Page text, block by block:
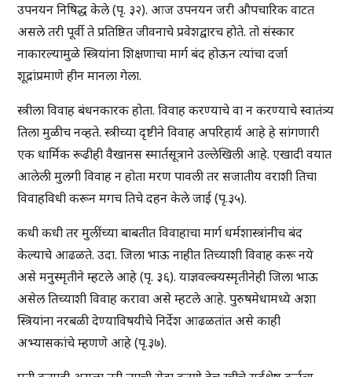
उपनयन निषिद्ध केले (पृ. ३२). आज उपनयन जरी औपचारिक वाटत
असले तरी पूर्वी ते प्रतिष्ठित जीवनाचे प्रवेशद्वारच होते. तो संस्कार
नाकारल्यामुळे स्त्रियांना शिक्षणाचा मार्ग बंद होऊन त्यांचा दर्जा
शूद्रांप्रमाणे हीन मानला गेला.
स्त्रीला विवाह बंधनकारक होता. विवाह करण्याचे वा न करण्याचे स्वातंत्र्य
तिला मुळीच नव्हते. स्त्रीच्या दृष्टीने विवाह अपरिहार्य आहे हे सांगणारी
एक धार्मिक रूढीही वैखानस स्मार्तसूत्राने उल्लेखिली आहे. एखादी वयात
आलेली मुलगी विवाह न होता मरण पावली तर सजातीय वराशी तिचा
विवाहविधी करून मगच तिचे दहन केले जाई (पृ.३५).
कधी कधी तर मुलींच्या बाबतीत विवाहाचा मार्ग धर्मशास्त्रांनीच बंद
केल्याचे आढळते. उदा. जिला भाऊ नाहीत तिच्याशी विवाह करू नये
असे मनुस्मृतीने म्हटले आहे (पृ. ३६). याज्ञवल्क्यस्मृतीनेही जिला भाऊ
असेल तिच्याशी विवाह करावा असे म्हटले आहे. पुरुषमेधामध्ये अशा
स्त्रियांना नरबळी देण्याविषयीचे निर्देश आढळतांत असे काही
अभ्यासकांचे म्हणणे आहे (पृ.३७).